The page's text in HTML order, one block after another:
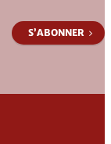
S’ABONNER